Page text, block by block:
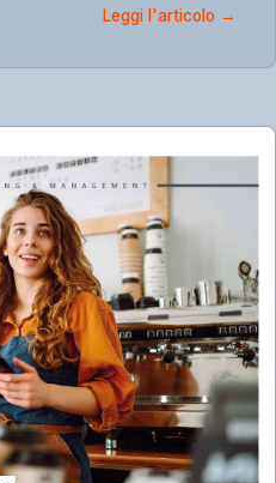
Leggi l'articolo →